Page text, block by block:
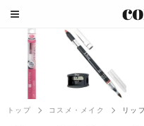
トップ コスメ・メイク